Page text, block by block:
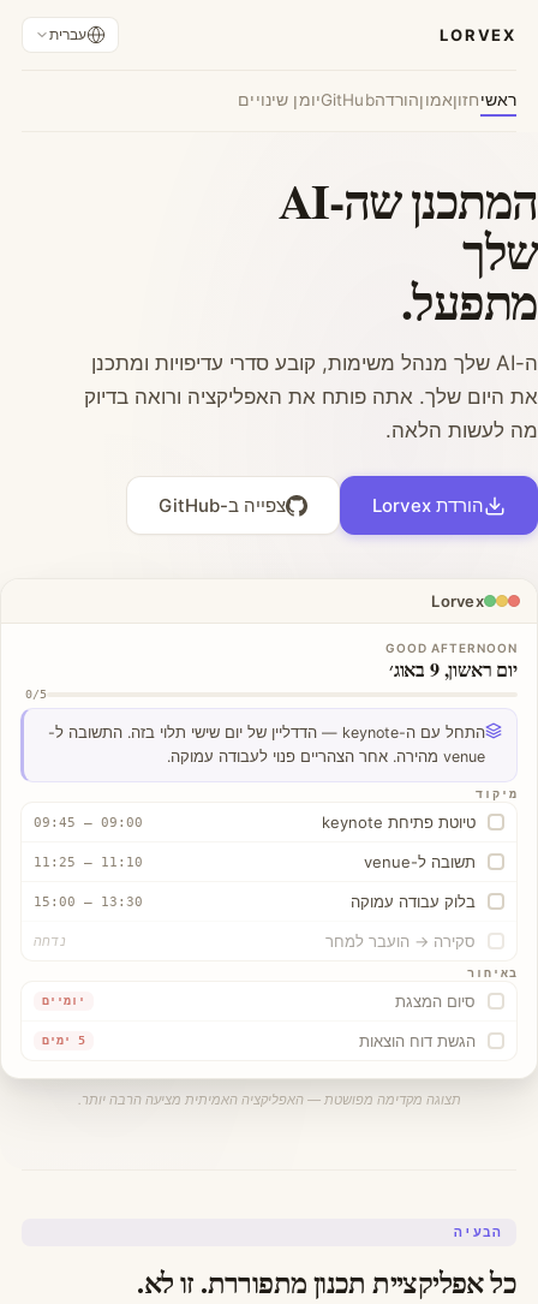
LORVEX עברית
ראשיחזוןאמוןהורדהGitHubיומן שינויים
המתכנן שה-AI
שלך
מתפעל.
ה-AI שלך מנהל משימות, קובע סדרי עדיפויות ומתכנן
את היום שלך. אתה פותח את האפליקציה ורואה בדיוק
מה לעשות הלאה.
הורדת Lorvex צפייה ב-GitHub
Lorvex
GOOD AFTERNOON
יום ראשון, 9 באוג׳
0/5
התחל עם ה-keynote — הדדליין של יום שישי תלוי בזה. התשובה ל-
venue מהירה. אחר הצהריים פנוי לעבודה עמוקה.
מיקוד
טיוטת פתיחת keynote 09:00 – 09:45
תשובה ל-venue 11:10 – 11:25
בלוק עבודה עמוקה 13:30 – 15:00
סקירה → הועבר למחר נדחה
באיחור
סיום המצגת יומיים
הגשת דוח הוצאות 5 ימים
תצוגה מקדימה מפושטת — האפליקציה האמיתית מציעה הרבה יותר.
הבעיה
כל אפליקציית תכנון מתפוררת. זו לא.